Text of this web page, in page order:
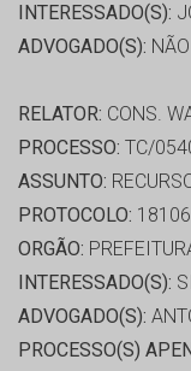
INTERESSADO(S):
ADVOGADO(S):
RELATOR: CONS.
PROCESSO: TC/
ASSUNTO:
PROTOCOLO:
ORGÃO:
INTERESSADO(S):
ADVOGADO(S):
PROCESSO(S)